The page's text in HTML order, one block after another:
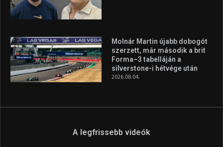
Molnár Martin újabb dobogót
szerzett, már második a brit
Forma–3 tabelláján a
silverstone-i hétvége után
2026.08.04.
A legfrissebb videók